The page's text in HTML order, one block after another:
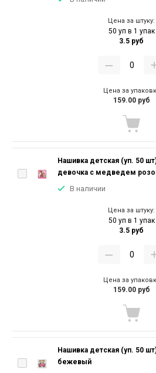
Цена за штуку:
50 уп в 1 упак
3.5 руб
Цена за
159.00 руб
Нашивка детская (уп. 50
девочка с медведем
В наличии
Цена за штуку:
50 уп в 1 упак
3.5 руб
Цена за
159.00 руб
Нашивка детская (уп. 50
бежевый